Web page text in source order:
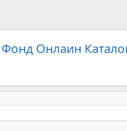
Онлаин